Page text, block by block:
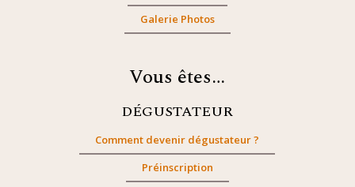
Galerie Photos
Vous êtes…
DÉGUSTATEUR
Comment devenir dégustateur ?
Préinscription